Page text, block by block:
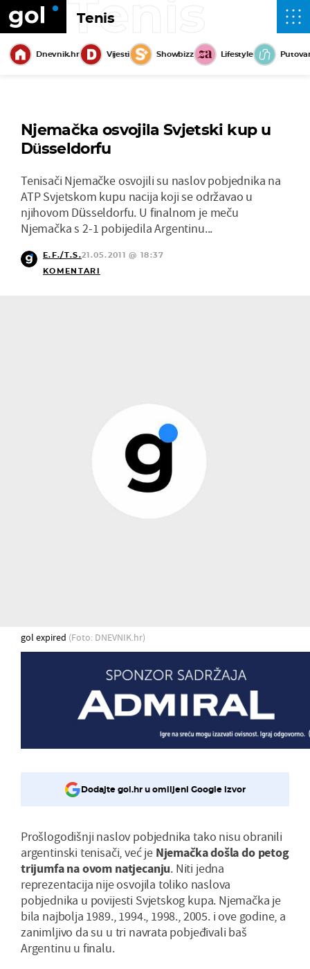
Tenis
Tenis
Dnevnik.hr Vijesti Showbizz Lifestyle
Njemačka osvojila Svjetski kup u
Düsseldorfu
Tenisači Njemačke osvojili su naslov pobjednika na
ATP Svjetskom kupu nacija koji se održavao u
njihovom Düsseldorfu. U finalnom je meču
Njemačka s 2-1 pobijedila Argentinu...
E.F./T.S.21.05.2011 @ 18:37
KOMENTARI
gol expired (Foto: DNEVNIK.hr)
Dodajte gol.hr u omiljeni Google izvor
Prošlogodišnji naslov pobjednika tako nisu obranili
argentinski tenisači, već je Njemačka došla do petog
trijumfa na ovom natjecanju. Niti jedna
reprezentacija nije osvojila toliko naslova
pobjednika u povijesti Svjetskog kupa. Njemačka je
bila najbolja 1989., 1994., 1998., 2005. i ove godine, a
zanimljivo da su u tri navrata pobjeđivali baš
Argentinu u finalu.